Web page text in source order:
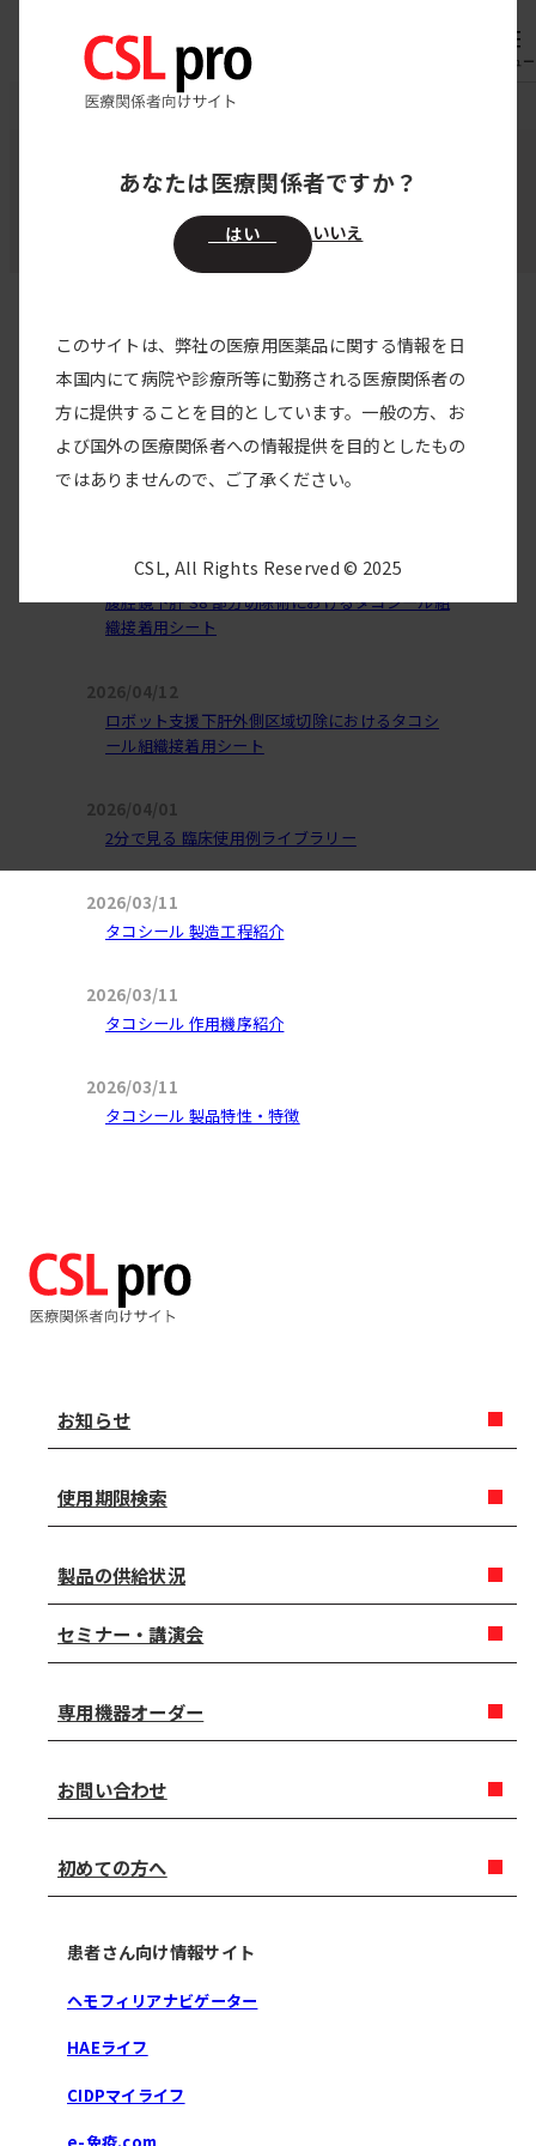
メニュー
CSL pro 領域別医療情報
消化器外科
すべての製品
すべてのカテゴリー
2026/04/12
腹腔鏡下肝S7部分切除におけるタコシール組織
2026/04/12
腹腔鏡下肝 S8 部分切除術におけるタコシール組
織接着用シート
2026/04/12
ロボット支援下肝外側区域切除におけるタコシ
ール組織接着用シート
2026/04/01
2分で見る 臨床使用例ライブラリー
2026/03/11
タコシール 製造工程紹介
2026/03/11
タコシール 作用機序紹介
2026/03/11
タコシール 製品特性・特徴
お知らせ
使用期限検索
製品の供給状況
セミナー・講演会
専用機器オーダー
お問い合わせ
初めての方へ
患者さん向け情報サイト
ヘモフィリアナビゲーター
HAEライフ
CIDPマイライフ
e-免疫.com
あなたは医療関係者ですか？
はい いいえ
このサイトは、弊社の医療用医薬品に関する情報を日
本国内にて病院や診療所等に勤務される医療関係者の
方に提供することを目的としています。一般の方、お
よび国外の医療関係者への情報提供を目的としたもの
ではありませんので、ご了承ください。
CSL, All Rights Reserved © 2025